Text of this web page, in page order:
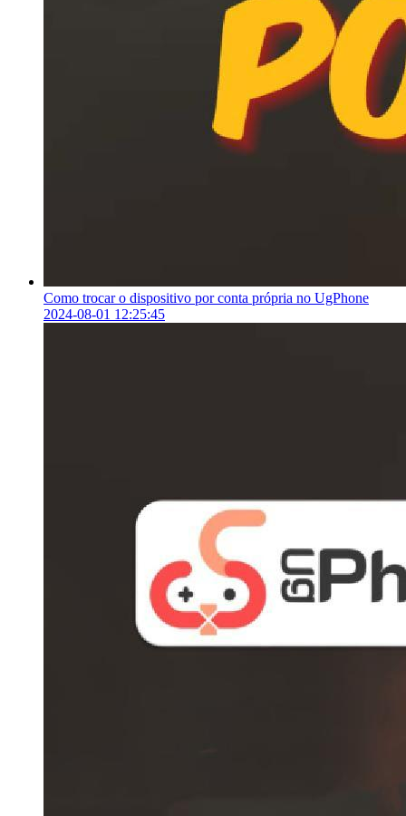
Como trocar o dispositivo por conta própria no UgPhone
2024-08-01 12:25:45